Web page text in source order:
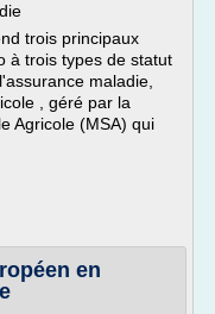
trois principaux
à trois types de statut
maladie,
, géré par la
Agricole (MSA) qui
en